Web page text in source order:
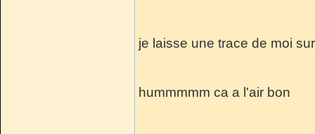
je laisse une trace de moi
hummmmm ca a l'air bon